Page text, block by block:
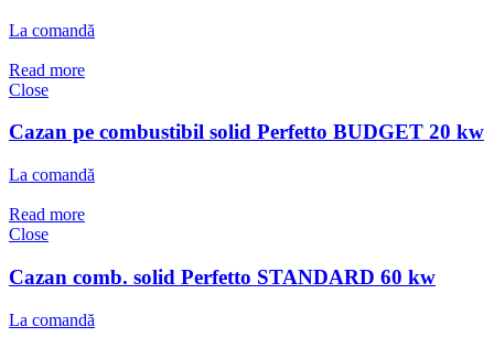
La comandă
Read more
Close
Cazan pe combustibil solid Perfetto BUDGET 20 kw
La comandă
Read more
Close
Cazan comb. solid Perfetto STANDARD 60 kw
La comandă